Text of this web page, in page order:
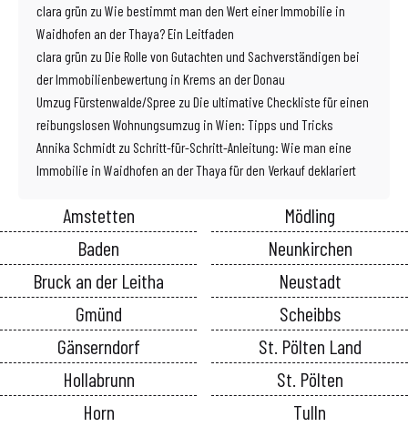
clara grün zu Wie bestimmt man den Wert einer Immobilie in
Waidhofen an der Thaya? Ein Leitfaden
clara grün zu Die Rolle von Gutachten und Sachverständigen bei
der Immobilienbewertung in Krems an der Donau
Umzug Fürstenwalde/Spree zu Die ultimative Checkliste für einen
reibungslosen Wohnungsumzug in Wien: Tipps und Tricks
Annika Schmidt zu Schritt-für-Schritt-Anleitung: Wie man eine
Immobilie in Waidhofen an der Thaya für den Verkauf deklariert
Amstetten
Baden
Bruck an der Leitha
Gmünd
Gänserndorf
Hollabrunn
Horn
Mödling
Neunkirchen
Neustadt
Scheibbs
St. Pölten Land
St. Pölten
Tulln